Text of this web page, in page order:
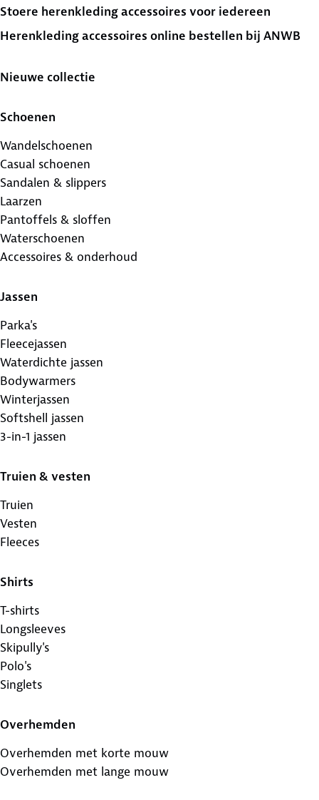
Stoere herenkleding accessoires voor iedereen
Herenkleding accessoires online bestellen bij ANWB
Nieuwe collectie
Schoenen
Wandelschoenen
Casual schoenen
Sandalen & slippers
Laarzen
Pantoffels & sloffen
Waterschoenen
Accessoires & onderhoud
Jassen
Parka's
Fleecejassen
Waterdichte jassen
Bodywarmers
Winterjassen
Softshell jassen
3-in-1 jassen
Truien & vesten
Truien
Vesten
Fleeces
Shirts
T-shirts
Longsleeves
Skipully's
Polo's
Singlets
Overhemden
Overhemden met korte mouw
Overhemden met lange mouw